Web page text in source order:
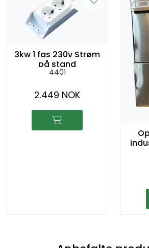
3kw 1 fas 230v Strøm
på stand
4401
2.449 NOK